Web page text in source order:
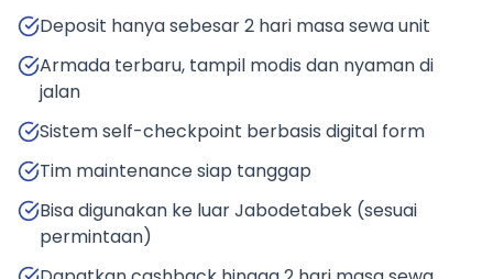
Deposit hanya sebesar 2 hari masa sewa unit
Armada terbaru, tampil modis dan nyaman di
jalan
Sistem self-checkpoint berbasis digital form
Tim maintenance siap tanggap
Bisa digunakan ke luar Jabodetabek (sesuai
permintaan)